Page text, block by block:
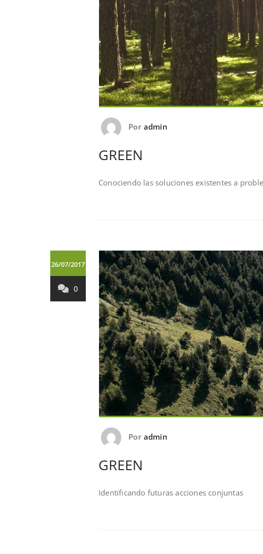
Por admin
GREEN
Conociendo las soluciones existentes a
26/07/2017
0
Por admin
GREEN
Identificando futuras acciones conjuntas